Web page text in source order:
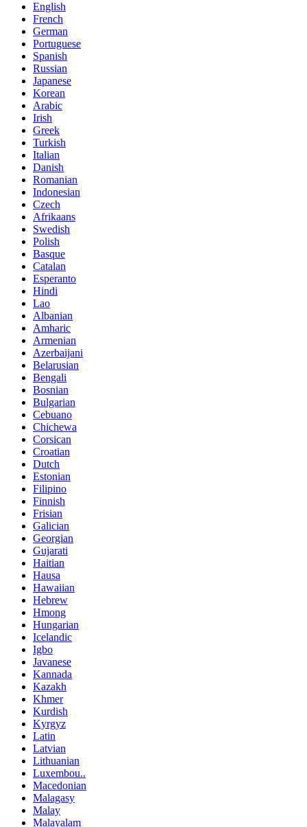
English
French
German
Portuguese
Spanish
Russian
Japanese
Korean
Arabic
Irish
Greek
Turkish
Italian
Danish
Romanian
Indonesian
Czech
Afrikaans
Swedish
Polish
Basque
Catalan
Esperanto
Hindi
Lao
Albanian
Amharic
Armenian
Azerbaijani
Belarusian
Bengali
Bosnian
Bulgarian
Cebuano
Chichewa
Corsican
Croatian
Dutch
Estonian
Filipino
Finnish
Frisian
Galician
Georgian
Gujarati
Haitian
Hausa
Hawaiian
Hebrew
Hmong
Hungarian
Icelandic
Igbo
Javanese
Kannada
Kazakh
Khmer
Kurdish
Kyrgyz
Latin
Latvian
Lithuanian
Luxembou..
Macedonian
Malagasy
Malay
Malayalam